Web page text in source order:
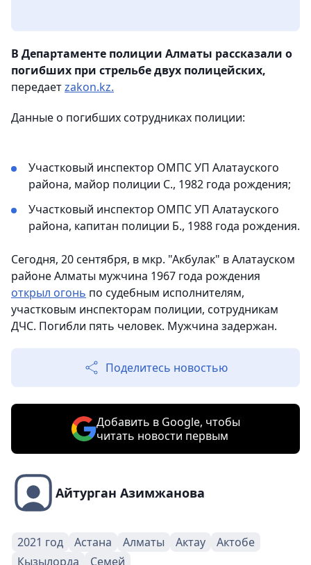
В Департаменте полиции Алматы рассказали о
погибших при стрельбе двух полицейских,
передаетzakon.kz.
Данные о погибших сотрудниках полиции:
Участковый инспектор ОМПС УП Алатауского
района, майор полиции С., 1982 года рождения;
Участковый инспектор ОМПС УП Алатауского
района, капитан полиции Б., 1988 года рождения.
Сегодня, 20 сентября, в мкр. "Акбулак" в Алатауском
районе Алматы мужчина 1967 года рождения
открыл огонь по судебным исполнителям,
участковым инспекторам полиции, сотрудникам
ДЧС. Погибли пять человек. Мужчина задержан.
Поделитесь новостью
Добавить в Google, чтобы
читать новости первым
Айтурган Азимжанова
2021 год Астана Алматы Актау
Актобе
Кызылорда
Семей